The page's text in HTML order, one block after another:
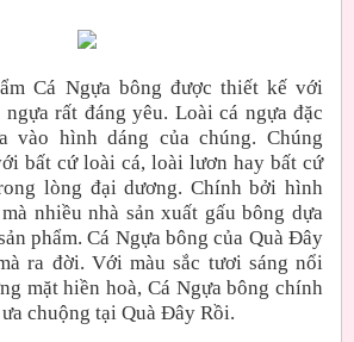
Cá Ngựa bông được thiết kế với
rất đáng yêu. Loài cá ngựa đặc
vào hình dáng của chúng. Chúng
bất cứ loài cá, loài lươn hay bất cứ
lòng đại dương. Chính bởi hình
nhiều nhà sản xuất gấu bông dựa
phẩm. Cá Ngựa bông của Quà Đây
ra đời. Với màu sắc tươi sáng nổi
mặt hiền hoà, Cá Ngựa bông chính
chuộng tại Quà Đây Rồi.